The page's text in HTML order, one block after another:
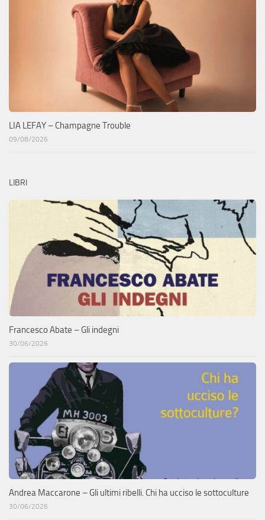
LIA LEFAY – Champagne Trouble
09/08/2026
LIBRI
Francesco Abate – Gli indegni
30/06/2026
Andrea Maccarone – Gli ultimi ribelli. Chi ha ucciso le sottoculture
30/06/2026